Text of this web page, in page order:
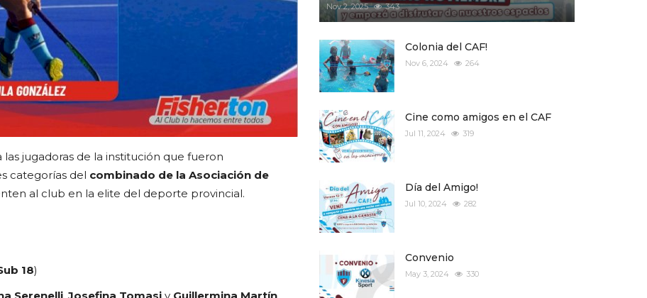
jugadoras de la institución que fueron
categorías del combinado de la Asociación de
al club en la elite del deporte provincial.
18)
Nov 2, 2025 343
Colonia del CAF!
Nov 6, 2024 264
Cine como amigos en el CAF
Jul 11, 2024 319
Día del Amigo!
Jul 10, 2024 282
Convenio
May 3, 2024 330